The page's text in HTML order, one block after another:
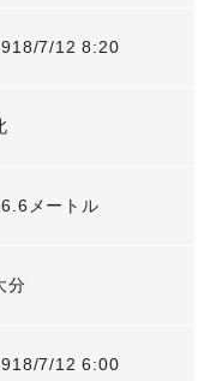
7/12 8:20
メートル
分
7/12 6:00